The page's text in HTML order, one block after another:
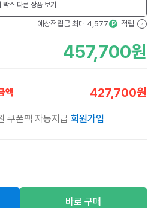
박스 다른 상품 보기
예상적립금 최대 4,577 P 적립 ?
457,700원
액 427,700원
쿠폰팩 자동지급 회원가입
바로 구매